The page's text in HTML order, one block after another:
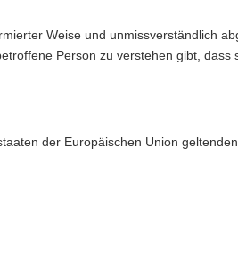
Weise und unmissverständlich
Person zu verstehen gibt, dass
der Europäischen Union